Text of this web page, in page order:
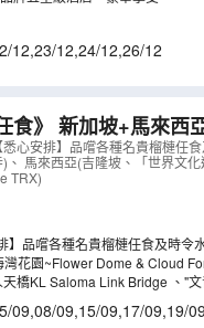
12,23/12,24/12,26/12
食》 新加坡+馬來
+ Aquaria KLCC水
心安排】品嚐各種名貴榴槤任
、 馬來西亞(吉隆坡、「世界文
TRX)
】品嚐各種名貴榴槤任食及時
花園~Flower Dome & Cloud
3大網紅
09,08/09,15/09,17/09,19/09